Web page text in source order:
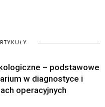
– podstawowe
w diagnostyce i
operacyjnych